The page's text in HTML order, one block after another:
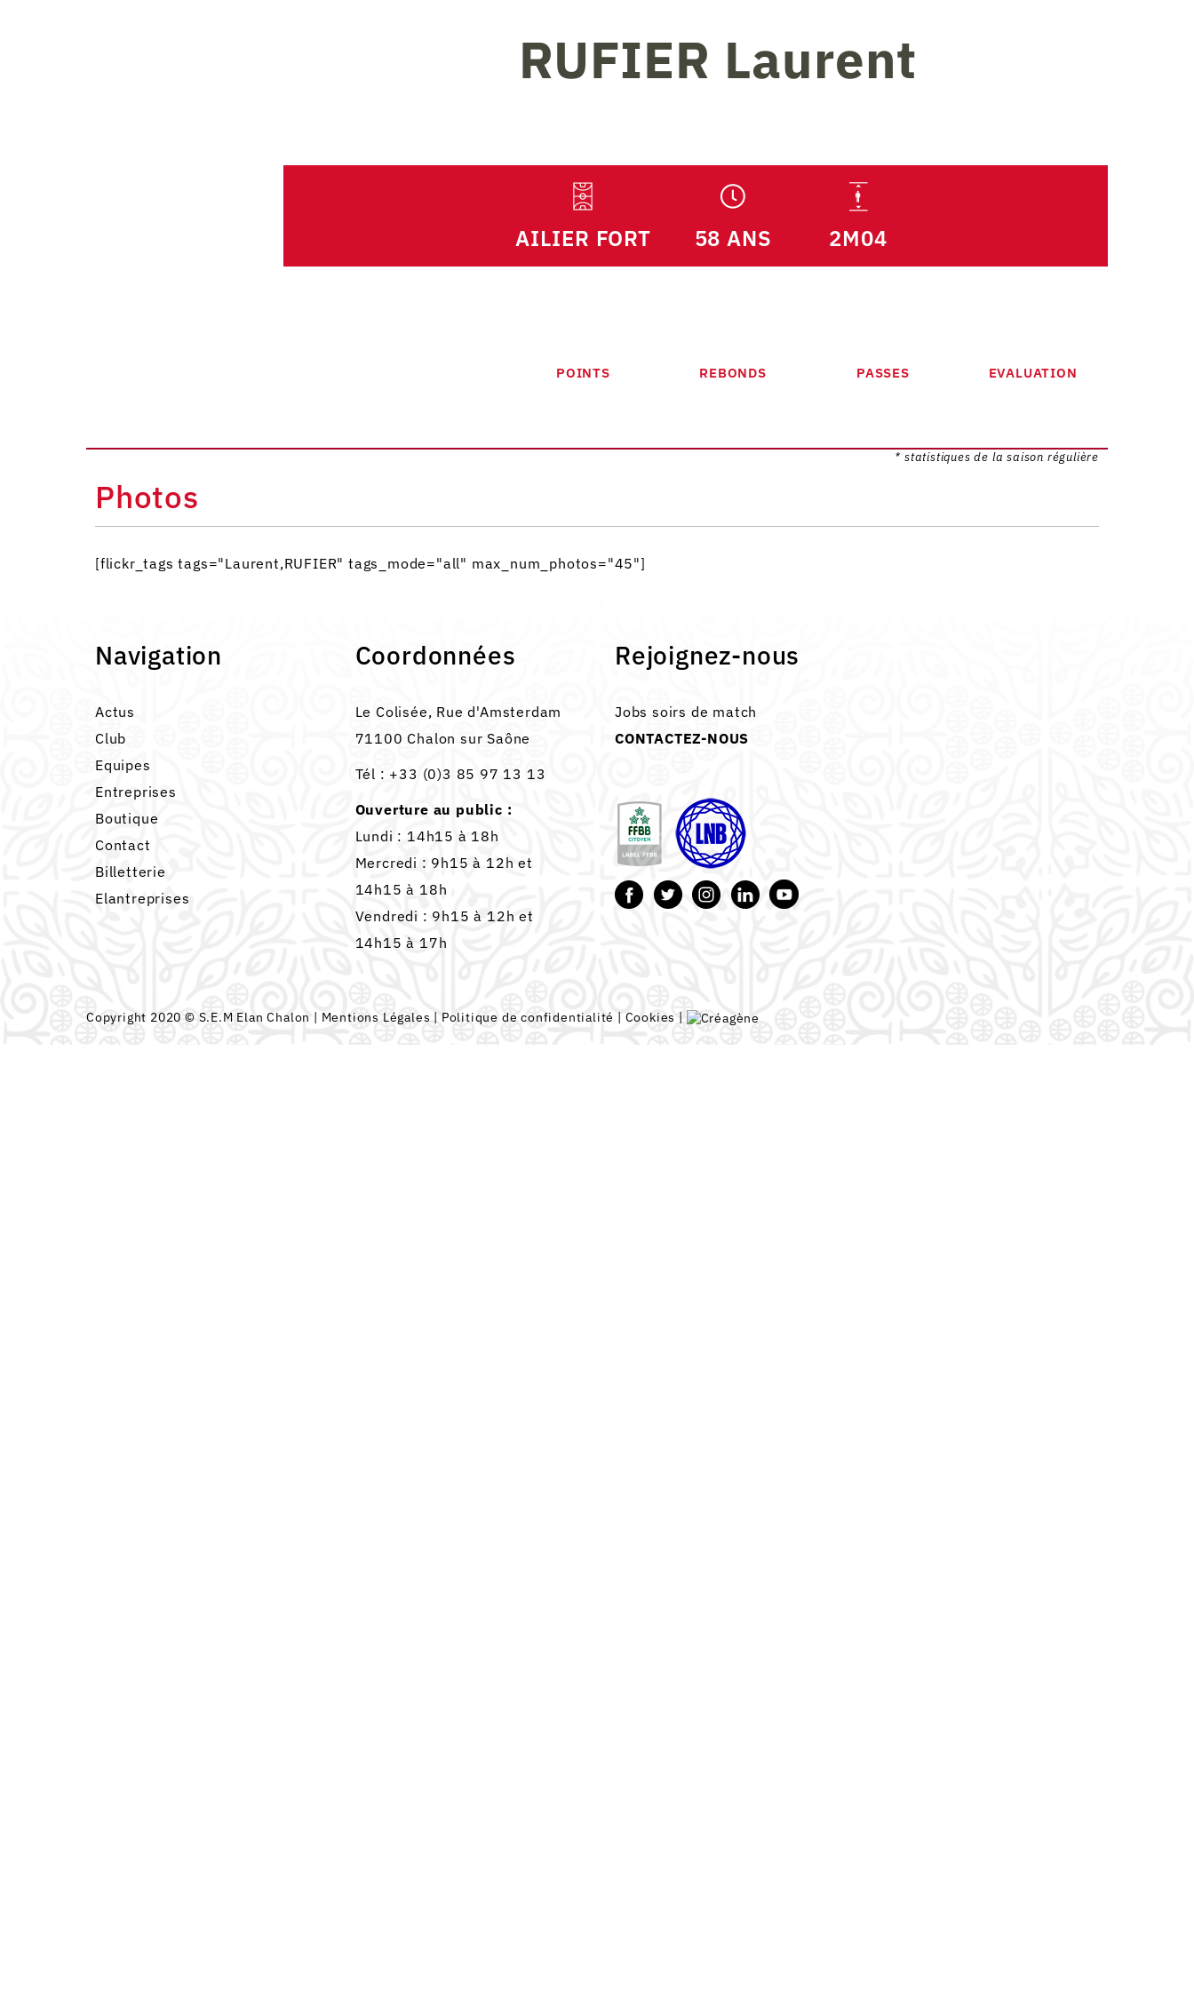
RUFIER Laurent
AILIER FORT 58 ANS 2M04
POINTS REBONDS PASSES EVALUATION
* statistiques de la saison régulière
Photos
[flickr_tags tags="Laurent,RUFIER" tags_mode="all" max_num_photos="45"]
Navigation
Actus
Club
Equipes
Entreprises
Boutique
Contact
Billetterie
Elantreprises
Coordonnées
Le Colisée, Rue d'Amsterdam
71100 Chalon sur Saône
Tél : +33 (0)3 85 97 13 13
Ouverture au public :
Lundi : 14h15 à 18h
Mercredi : 9h15 à 12h et
14h15 à 18h
Vendredi : 9h15 à 12h et
14h15 à 17h
Rejoignez-nous
Jobs soirs de match
CONTACTEZ-NOUS
Copyright 2020 © S.E.M Elan Chalon | Mentions Légales | Politique de confidentialité | Cookies |